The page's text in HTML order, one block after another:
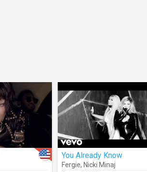
You Already Know
Fergie, Nicki Minaj